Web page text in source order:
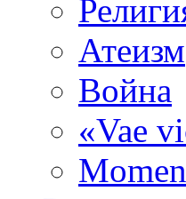
Атеизм
Война
«Vae